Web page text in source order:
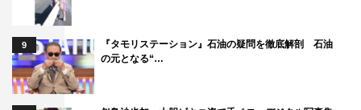
9
『タモリステーション』石油の疑問を徹底解剖 石油
の元となる“…